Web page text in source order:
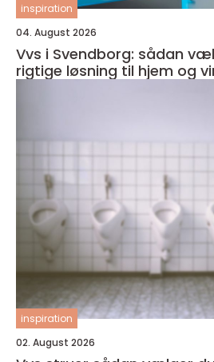
inspiration
04. August 2026
Vvs i Svendborg: sådan
rigtige løsning til hjem og
inspiration
02. August 2026